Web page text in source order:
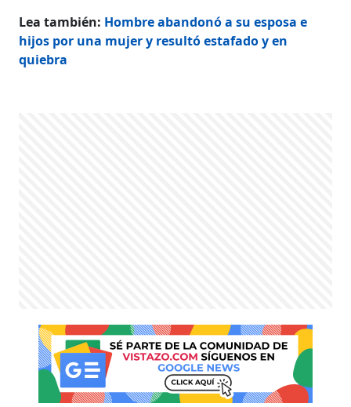
Lea también: Hombre abandonó a su esposa e
hijos por una mujer y resultó estafado y en
quiebra